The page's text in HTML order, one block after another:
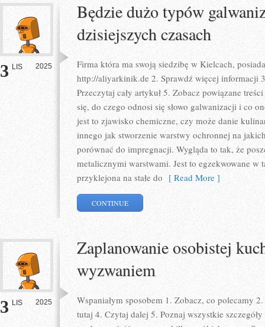
3 LIS 2025
Będzie dużo typów
dzisiejszych czasach
Firma która ma swoją siedzibę w Kielcach,
http://aliyarkinik.de 2. Sprawdź więcej informacji
Przeczytaj cały artykuł 5. Zobacz powiązane
się, do czego odnosi się słowo galwanizacji i co
jest to zjawisko chemiczne, czy może danie
innego jak stworzenie warstwy ochronnej na
porównać do impregnacji. Wygląda to tak, że
metalicznymi warstwami. Jest to egzekwowane w
przyklejona na stałe do [ Read More ]
CONTINUE
3 LIS 2025
Zaplanowanie osobistej
wyzwaniem
Wspaniałym sposobem 1. Zobacz, co polecamy
tutaj 4. Czytaj dalej 5. Poznaj wszystkie